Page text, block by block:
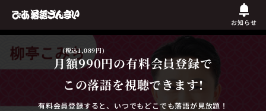
お知らせ
月額990円
(税込1,089円)
の有料会員登録で
この落語を視聴できます!
有料会員登録すると、いつでもどこでも落語が見放題！